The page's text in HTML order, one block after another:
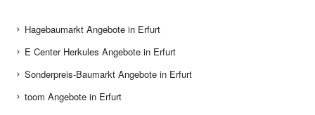
Hagebaumarkt Angebote in Erfurt
E Center Herkules Angebote in Erfurt
Sonderpreis-Baumarkt Angebote in Erfurt
toom Angebote in Erfurt